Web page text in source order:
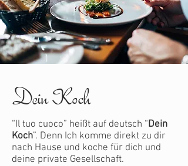
Dein Koch
“Il tuo cuoco” heißt auf deutsch “Dein
Koch”. Denn Ich komme direkt zu dir
nach Hause und koche für dich und
deine private Gesellschaft.